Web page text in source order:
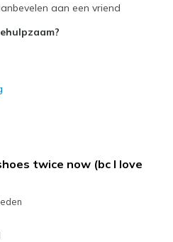
aan een vriend
twice now (bc I love